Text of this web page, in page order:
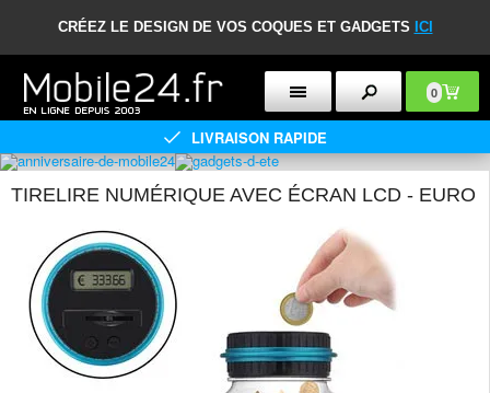
CRÉEZ LE DESIGN DE VOS COQUES ET GADGETS ICI
0
LIVRAISON RAPIDE
TIRELIRE NUMÉRIQUE AVEC ÉCRAN LCD - EURO